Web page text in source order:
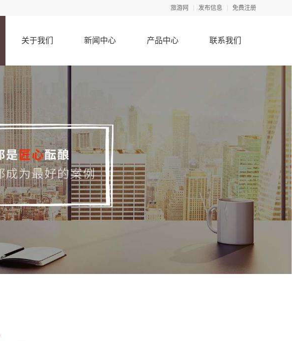
旅游网 发布信息 免费注册
关于我们 新闻中心 产品中心 联系我们